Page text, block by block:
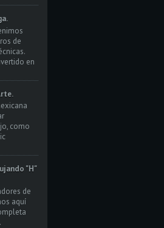
de
en
como
"H"
de
aquí